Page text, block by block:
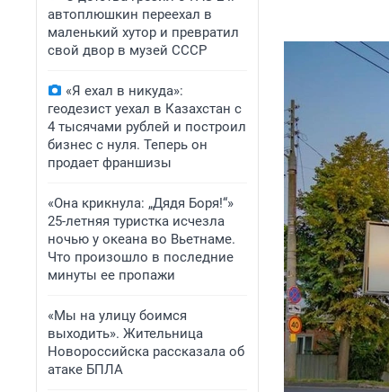
автоплюшкин переехал в
маленький хутор и превратил
свой двор в музей СССР
«Я ехал в никуда»:
геодезист уехал в Казахстан с
4 тысячами рублей и построил
бизнес с нуля. Теперь он
продает франшизы
«Она крикнула: „Дядя Боря!“»
25-летняя туристка исчезла
ночью у океана во Вьетнаме.
Что произошло в последние
минуты ее пропажи
«Мы на улицу боимся
выходить». Жительница
Новороссийска рассказала об
атаке БПЛА